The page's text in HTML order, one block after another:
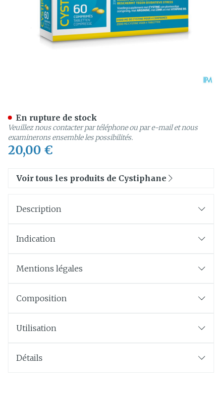
20,00 €
En rupture de stock
Veuillez nous contacter par téléphone ou par e-mail et nous
examinerons ensemble les possibilités.
Voir tous les produits de Cystiphane
Description
Indication
Mentions légales
Composition
Utilisation
Détails